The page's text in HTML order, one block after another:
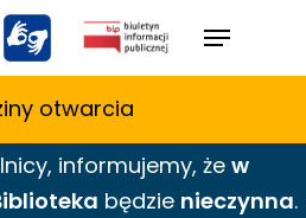
Menu
otwarcia
informujemy, że w
będzie nieczynna.